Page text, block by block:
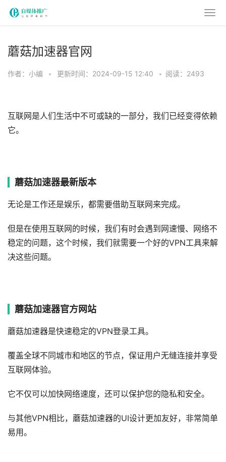
蘑菇加速器官网
作者：小编 • 更新时间：2024-09-15 12:40 • 阅读：2493
互联网是人们生活中不可或缺的一部分，我们已经变得依赖
它。
蘑菇加速器最新版本
无论是工作还是娱乐，都需要借助互联网来完成。
但是在使用互联网的时候，我们有时会遇到网速慢、网络不
稳定的问题，这个时候，我们就需要一个好的VPN工具来解
决这些问题。
蘑菇加速器官方网站
蘑菇加速器是快速稳定的VPN登录工具。
覆盖全球不同城市和地区的节点，保证用户无缝连接并享受
互联网体验。
它不仅可以加快网络速度，还可以保护您的隐私和安全。
与其他VPN相比，蘑菇加速器的UI设计更加友好，非常简单
易用。